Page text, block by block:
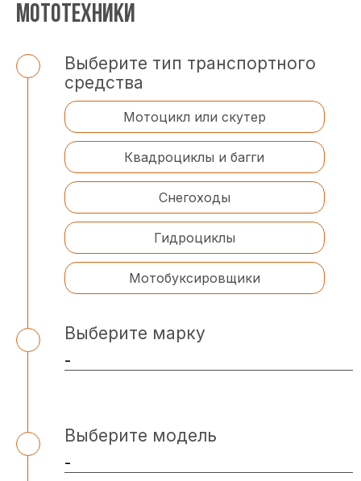
МОТОТЕХНИКИ
Выберите тип транспортного
средства
Мотоцикл или скутер
Квадроциклы и багги
Снегоходы
Гидроциклы
Мотобуксировщики
Выберите марку
Выберите модель